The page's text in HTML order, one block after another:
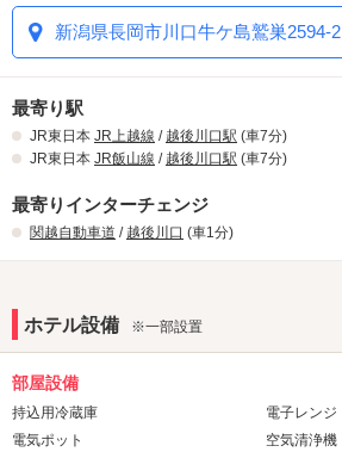
新潟県長岡市川口牛ケ島鷲巣2594-2
最寄り駅
JR東日本 JR上越線 / 越後川口駅 (車7分)
JR東日本 JR飯山線 / 越後川口駅 (車7分)
最寄りインターチェンジ
関越自動車道 / 越後川口 (車1分)
ホテル設備 ※一部設置
部屋設備
持込用冷蔵庫
電子レンジ
電気ポット
空気清浄機